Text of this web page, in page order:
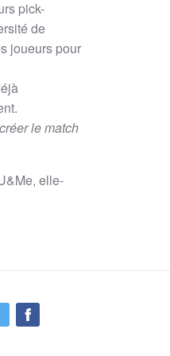
pick-
de
joueurs pour
créer le match
, elle-